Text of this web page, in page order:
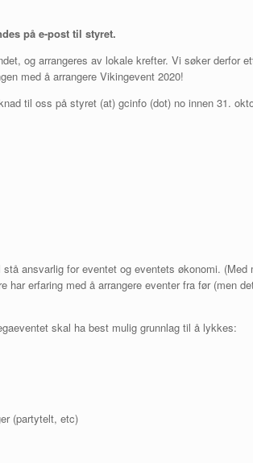
på e-post til styret.
og arrangeres av lokale krefter. Vi søker derfor
med å arrangere Vikingevent 2020!
til oss på styret (at) gcinfo (dot) no innen 31.
ansvarlig for eventet og eventets økonomi.
erfaring med å arrangere eventer fra før (men
skal ha best mulig grunnlag til å lykkes:
(partytelt, etc)